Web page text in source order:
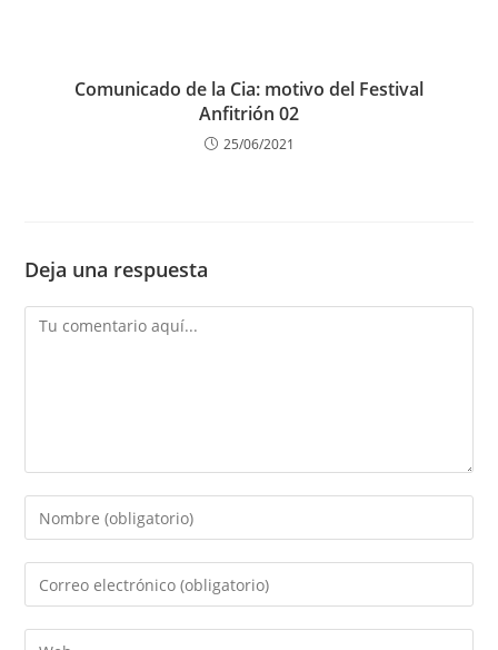
Comunicado de la Cia: motivo del Festival
Anfitrión 02
25/06/2021
Deja una respuesta